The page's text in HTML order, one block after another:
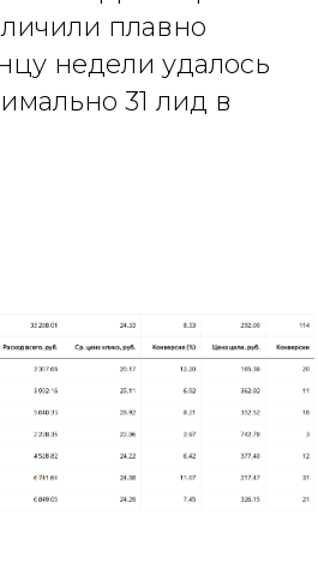
плавно
недели удалось
31 лид в